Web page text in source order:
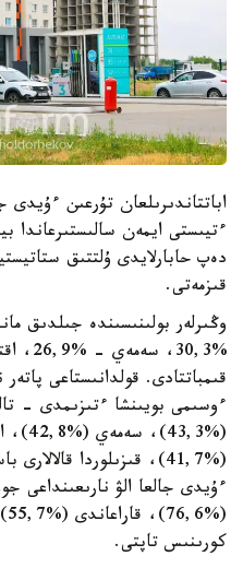
اباتتاندىرىلعان تۇرعىن
دەپ حابارلايدى ۇلتتىق
قىزمەتى.
وڭىرلەر بولىنىسىندە جىلدىق
قىمباتتادى. قولدانىستاعى
ءۇيدى جالعا الۋ نارىعىنداعى
كورىنىس تاپتى.